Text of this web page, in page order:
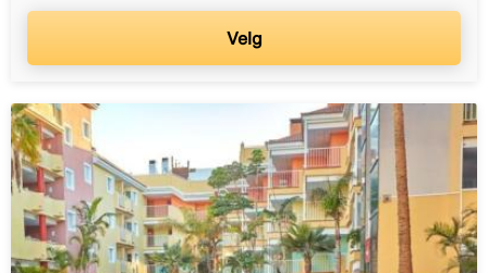
Velg